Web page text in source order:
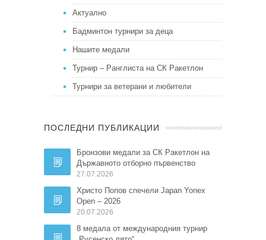
Актуално
Бадминтон турнири за деца
Нашите медали
Турнир – Ранглиста на СК Ракетлон
Турнири за ветерани и любители
ПОСЛЕДНИ ПУБЛИКАЦИИ
Бронзови медали за СК Ракетлон на
Държавното отборно първенство
27.07.2026
Христо Попов спечели Japan Yonex
Open – 2026
20.07.2026
8 медала от международния турнир